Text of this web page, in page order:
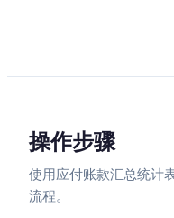
操作步骤
使用应付账款汇总统计
流程。